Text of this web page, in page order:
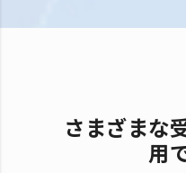
さまざまな
用